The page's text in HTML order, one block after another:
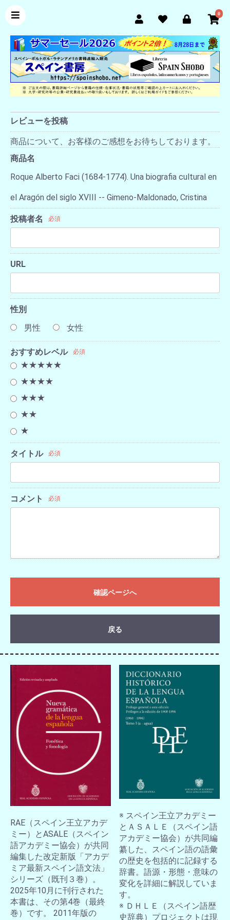
0
レビューを投稿
商品について、お客様のご感想をお待ちしております。
商品名
Roque Alberto Faci (1684-1774). Una biografia cultural en
el Aragón del siglo XVIII -- Gimeno-Maldonado, Cristina
投稿者名 必須
URL
性別
男性
女性
おすすめレベル 必須
★★★★★
★★★★
★★★
★★
★
タイトル 必須
コメント 必須
確認ページへ
戻る
RAE（スペイン王立アカデ
ミー）とASALE（スペイン
語アカデミー協会）が共同
編集した改定新版「アカデ
ミア最新スペイン語文法」
シリーズ（既刊３巻）。
2025年10月に刊行された
本書は、その第4巻（最終
巻）です。 2011年版の
※ スペイン王立アカデミー
とＡＳＡＬＥ（スペイン語
アカデミー協会）が共同編
纂した、スペイン語の語彙
の歴史を包括的に記録する
辞書。語源・形態・意味の
変化を詳細に解説していま
す。
※ ＤＨＬＥ（スペイン語歴
史辞典）プロジェクトは現